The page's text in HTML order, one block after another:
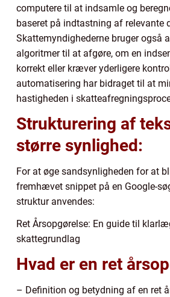
computere til at indsamle og
baseret på indtastning af relevante
Skattemyndighederne bruger også
algoritmer til at afgøre, om en
korrekt eller kræver yderligere
automatisering har bidraget til at
hastigheden i
Strukturering af
større synlighed:
For at øge sandsynligheden for at
fremhævet snippet på en Google-
struktur anvendes:
Ret Årsopgørelse: En guide til
skattegrundlag
Hvad er en ret
– Definition og betydning af en ret